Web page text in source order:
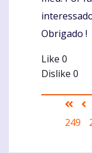
Obrigado !
Like 0
Dislike 0
Pagination
First
249